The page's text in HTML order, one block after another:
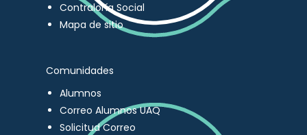
Contraloría Social
Mapa de sitio
Comunidades
Alumnos
Correo Alumnos UAQ
Solicitud Correo